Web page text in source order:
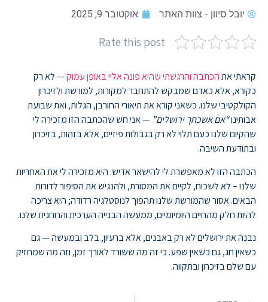
יובל סיוון - צוות האתר אוקטובר 9, 2025
Rate this post
קראתי אתהכתבה והרגשתי שהיא פונה אליי באופן עמוק— לא רק
כקורא, אלא כאדם שמבקש להתחבר למקורות, למורשת ולזיכרון
הקולקטיבי שלנו. כשאני קורא את תיאורי החורבן, הגלות, ואת שבועת
אבותינו“אם אשכחך ירושלים” — אני חש שהכתבה הזו מזכירה לי
שהקיום שלנו כעם תלוי לא רק בגבולות פיזיים, אלא בזהות, בזיכרון
ובתודעת השיבה.
הכתבה הזו לא מאפשרת לי להישאר אדיש. היא מזכירה לי את האחריות
שלנו – לא לשכוח, לקיים את המסורת, ולהנגיש את הסיפור לדורות
הבאים. אסור שהמורשת שלנו תהפוך לנוסטלגיה רדודה; היא צריכה
להיות חלק מהחיים היומיומיים, ממעשה הבנייה הערכית והרוחנית שלנו.
נבנה את ירושלים לא רק באבנים, אלא ברעיון, בלב ובמעשה — גם
כשאין חג, גם כשאין שפע. כי זה מה ששורד לאורך זמן, וזה מה שמחזיק
עם שלם בזיכרון ובתקווה.